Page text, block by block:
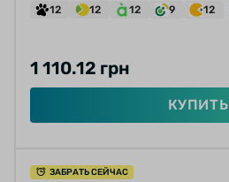
12 12 12 9 12
1 110.12 грн
КУПИТЬ
ЗАБРАТЬ СЕЙЧАС